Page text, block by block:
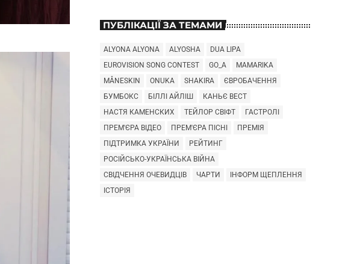
ПУБЛІКАЦІЇ ЗА ТЕМАМИ
ALYONA ALYONA ALYOSHA
DUA LIPA
EUROVISION SONG CONTEST
GO_A
MAMARIKA
MÅNESKIN
ONUKA SHAKIRA
ЄВРОБАЧЕННЯ
БУМБОКС
БІЛЛІ АЙЛІШ
КАНЬЄ ВЕСТ
НАСТЯ КАМЕНСКИХ
ТЕЙЛОР СВІФТ
ГАСТРОЛІ
ПРЕМ'ЄРА ВІДЕО
ПРЕМ'ЄРА ПІСНІ
ПРЕМІЯ
ПІДТРИМКА УКРАЇНИ
РЕЙТИНГ
РОСІЙСЬКО-УКРАЇНСЬКА ВІЙНА
СВІДЧЕННЯ ОЧЕВИДЦІВ
ЧАРТИ
ІНФОРМ ЩЕПЛЕННЯ
ІСТОРІЯ